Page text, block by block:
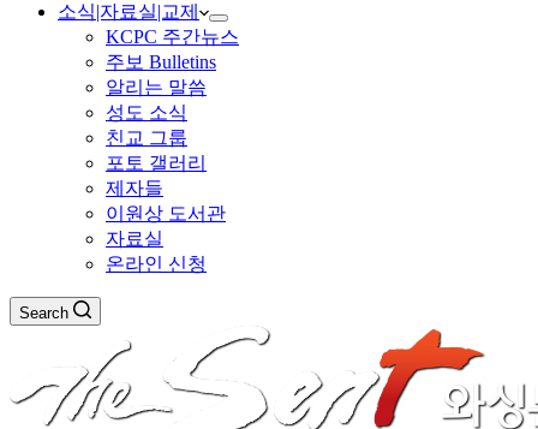
소식|자료실|교제
KCPC 주간뉴스
주보 Bulletins
알리는 말씀
성도 소식
친교 그룹
포토 갤러리
제자들
이원상 도서관
자료실
온라인 신청
Search